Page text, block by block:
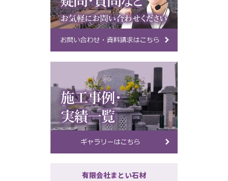
有限会社まとい石材